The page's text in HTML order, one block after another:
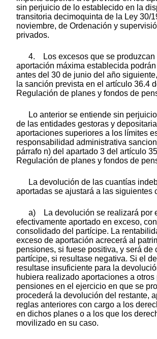
sin perjuicio de lo establecido en la
transitoria decimoquinta de la Ley 30/
noviembre, de Ordenación y
privados.
4. Los excesos que se produzcan
aportación máxima establecida
antes del 30 de junio del año
la sanción prevista en el artículo 36.4
Regulación de planes y fondos de
Lo anterior se entiende sin
de las entidades gestoras y
aportaciones superiores a los límites
responsabilidad administrativa
párrafo n) del apartado 3 del artículo
Regulación de planes y fondos de
La devolución de las cuantías
aportadas se ajustará a las siguientes
a) La devolución se realizará por
efectivamente aportado en exceso,
consolidado del partícipe. La
exceso de aportación acrecerá al
pensiones, si fuese positiva, y será de
partícipe, si resultase negativa. Si el
resultase insuficiente para la
hubiera realizado aportaciones a otros
pensiones en el ejercicio en que se
procederá la devolución del restante,
reglas anteriores con cargo a los
en dichos planes o a los que los
movilizado en su caso.